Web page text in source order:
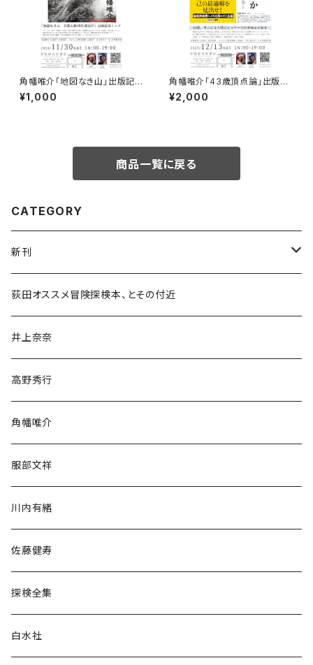
角幡唯介「地図なき山」出版記念
トークイベント録画視聴権
¥1,000
角幡唯介「43歳頂点論」出版記
念トークイベント録画視聴権
¥2,000
商品一覧に戻る
CATEGORY
新刊
和書
文学・小説・物語
随筆・ノンフィクション・その他
民族・風習
言語・ことば
荻田オススメ冒険探検本、とその付近
井上奈奈
高野秀行
角幡唯介
服部文祥
川内有緒
佐藤健寿
探検全集
白水社